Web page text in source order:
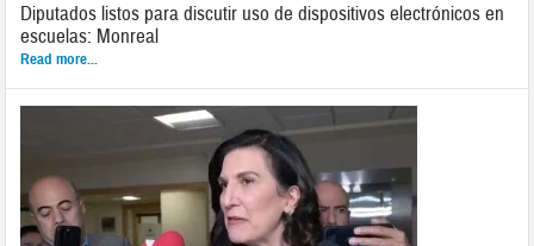
Diputados listos para discutir uso de dispositivos electrónicos en
escuelas: Monreal
Read more...